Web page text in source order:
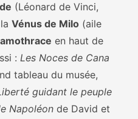
(Léonard de Vinci,
laVénus de Milo (aile
en haut de
:Les Noces de Cana
tableau du musée,
guidant le peuple
Napoléon de David et